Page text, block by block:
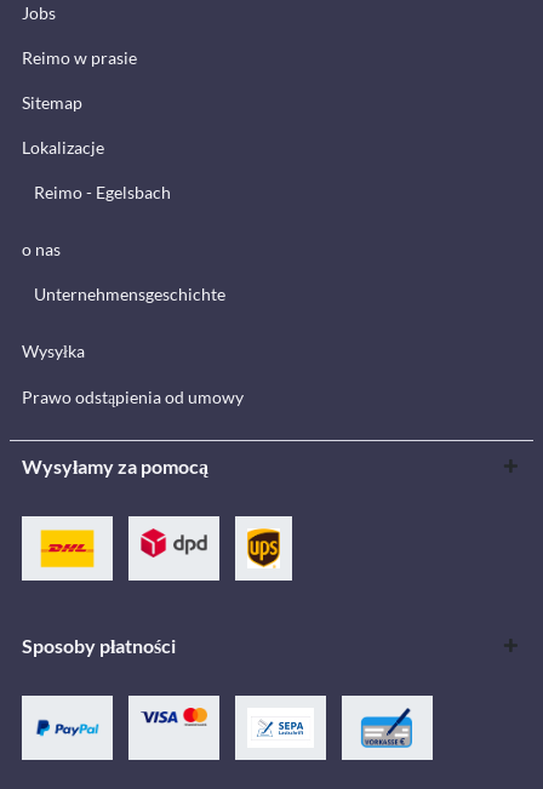
Jobs
Reimo w prasie
Sitemap
Lokalizacje
Reimo - Egelsbach
o nas
Unternehmensgeschichte
Wysyłka
Prawo odstąpienia od umowy
Wysyłamy za pomocą
Sposoby płatności